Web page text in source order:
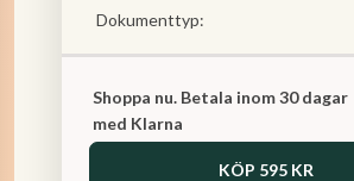
Dokumenttyp:
Shoppa nu. Betala inom 30 dagar
med Klarna
KÖP 595 KR